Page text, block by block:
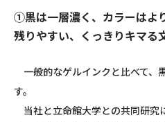
①黒は一層濃く、カラーはよ
残りやすい、くっきりキマる
一般的なゲルインクと比べて、
す。
当社と立命館大学との共同研究